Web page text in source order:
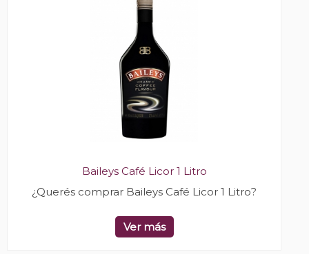
Baileys Café Licor 1 Litro
¿Querés comprar Baileys Café Licor 1 Litro?
Ver más